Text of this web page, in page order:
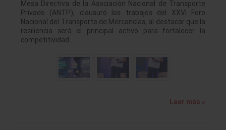
Mesa Directiva de la Asociación Nacional de Transporte
Privado (ANTP), clausuró los trabajos del XXVI Foro
Nacional del Transporte de Mercancías, al destacar que la
resiliencia será el principal activo para fortalecer la
competitividad…
Leer más »